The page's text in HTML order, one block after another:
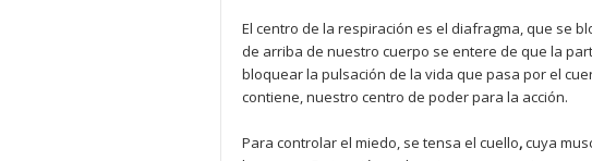
El centro de la respiración es el diafragma, que se
de arriba de nuestro cuerpo se entere de que la
bloquear la pulsación de la vida que pasa por el
contiene, nuestro centro de poder para la acción.
Para controlar el miedo, se tensa el cuello,cuya